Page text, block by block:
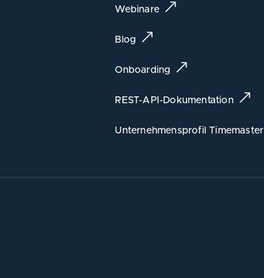
Webinare
Blog
Onboarding
REST-API-Dokumentation
Unternehmensprofil Timemaster